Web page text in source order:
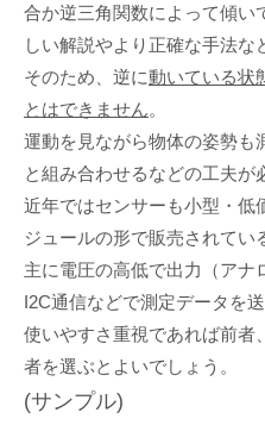
合か逆三角関数によって傾い
しい解説やより正確な手法な
そのため、逆に動いている状
とはできません。
運動を見ながら物体の姿勢も
と組み合わせるなどの工夫が
近年ではセンサーも小型・低
ジュールの形で販売されてい
主に電圧の高低で出力（アナ
I2C通信などで測定データを
使いやすさ重視であれば前者
者を選ぶとよいでしょう。
(サンプル)